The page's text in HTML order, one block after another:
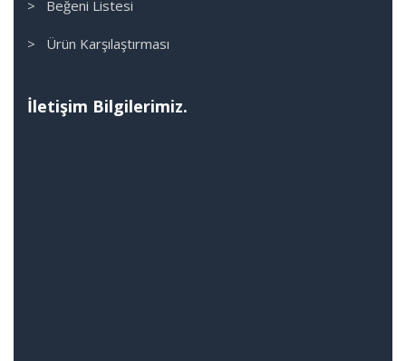
> Beğeni Listesi
> Ürün Karşılaştırması
İletişim Bilgilerimiz.